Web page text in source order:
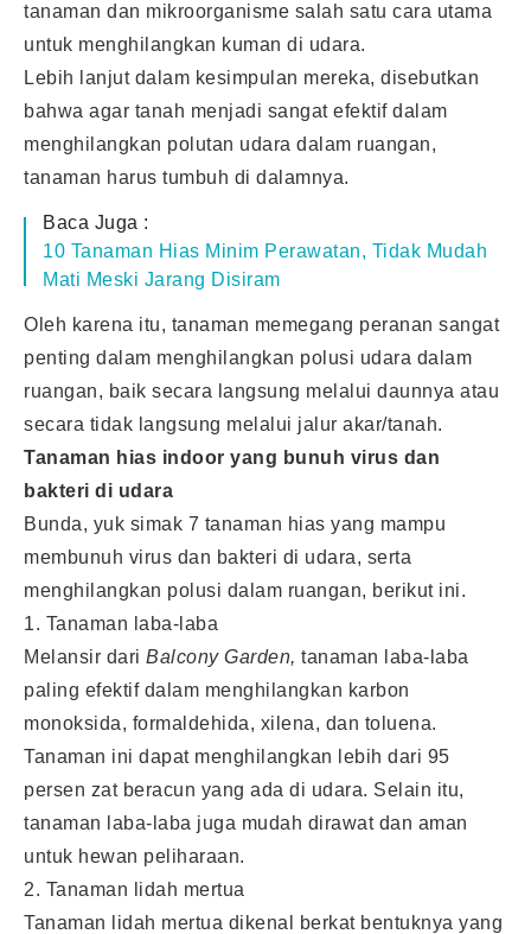
tanaman dan mikroorganisme salah satu cara utama
untuk menghilangkan kuman di udara.
Lebih lanjut dalam kesimpulan mereka, disebutkan
bahwa agar tanah menjadi sangat efektif dalam
menghilangkan polutan udara dalam ruangan,
tanaman harus tumbuh di dalamnya.
Baca Juga :
10 Tanaman Hias Minim Perawatan, Tidak Mudah
Mati Meski Jarang Disiram
Oleh karena itu, tanaman memegang peranan sangat
penting dalam menghilangkan polusi udara dalam
ruangan, baik secara langsung melalui daunnya atau
secara tidak langsung melalui jalur akar/tanah.
Tanaman hias indoor yang bunuh virus dan
bakteri di udara
Bunda, yuk simak 7 tanaman hias yang mampu
membunuh virus dan bakteri di udara, serta
menghilangkan polusi dalam ruangan, berikut ini.
1. Tanaman laba-laba
Melansir dari Balcony Garden, tanaman laba-laba
paling efektif dalam menghilangkan karbon
monoksida, formaldehida, xilena, dan toluena.
Tanaman ini dapat menghilangkan lebih dari 95
persen zat beracun yang ada di udara. Selain itu,
tanaman laba-laba juga mudah dirawat dan aman
untuk hewan peliharaan.
2. Tanaman lidah mertua
Tanaman lidah mertua dikenal berkat bentuknya yang